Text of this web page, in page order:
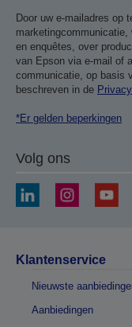
Door uw e-mailadres op
en enquêtes, over
van Epson via e-mail of
communicatie, op basis
beschreven in de
*Er gelden beperkingen
Volg ons
Klantenservice
Nieuwste
Aanbiedingen